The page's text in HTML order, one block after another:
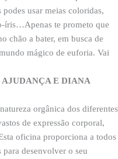
usar meias coloridas,
íris…Apenas te prometo que
chão a bater, em busca de
mágico de euforia. Vai
E DIANA
orgânica dos diferentes
de expressão corporal,
oficina proporciona a todos
desenvolver o seu